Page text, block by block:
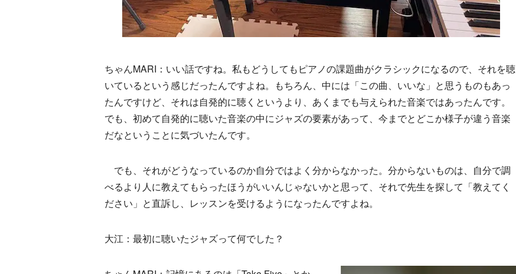
ちゃんMARI：いい話ですね。私もどうしてもピアノの課題曲がクラシックになるので、それを聴
いているという感じだったんですよね。もちろん、中には「この曲、いいな」と思うものもあっ
たんですけど、それは自発的に聴くというより、あくまでも与えられた音楽ではあったんです。
でも、初めて自発的に聴いた音楽の中にジャズの要素があって、今までとどこか様子が違う音楽
だなということに気づいたんです。
でも、それがどうなっているのか自分ではよく分からなかった。分からないものは、自分で調
べるより人に教えてもらったほうがいいんじゃないかと思って、それで先生を探して「教えてく
ださい」と直訴し、レッスンを受けるようになったんですよね。
大江：最初に聴いたジャズって何でした？